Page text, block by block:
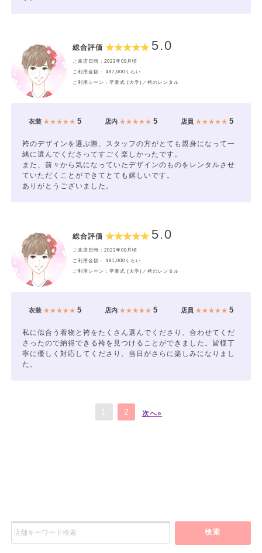
総合評価 5.0
ご来店日時：2023年09月頃
ご利用金額： ¥87,000くらい
ご利用シーン：卒業式 (大学)／袴のレンタル
衣装★★★★★ 5 店内★★★★★ 5 店員 ★★★★★5
袴のデザインを選ぶ際、スタッフの方がとても親身になって一
緒に選んでくださってすごく楽しかったです。
また、前々から気になっていたデザインのものをレンタルさせ
ていただくことができてとても嬉しいです。
ありがとうございました。
総合評価 5.0
ご来店日時：2023年08月頃
ご利用金額： ¥81,000くらい
ご利用シーン：卒業式 (大学)／袴のレンタル
衣装★★★★★ 5 店内★★★★★ 5 店員 ★★★★★5
私に似合う着物と袴をたくさん選んでくださり、合わせてくだ
さったので納得できる袴を見つけることができました。皆様丁
寧に優しく対応してくださり、当日がさらに楽しみになりまし
た。
2 次へ»
検索